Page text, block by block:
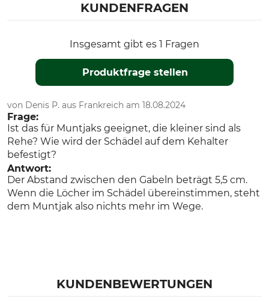
KUNDENFRAGEN
Insgesamt gibt es 1 Fragen
Produktfrage stellen
von Denis P. aus Frankreich am 18.08.2024
Frage:
Ist das für Muntjaks geeignet, die kleiner sind als
Rehe? Wie wird der Schädel auf dem Kehalter
befestigt?
Antwort:
Der Abstand zwischen den Gabeln beträgt 5,5 cm.
Wenn die Löcher im Schädel übereinstimmen, steht
dem Muntjak also nichts mehr im Wege.
KUNDENBEWERTUNGEN